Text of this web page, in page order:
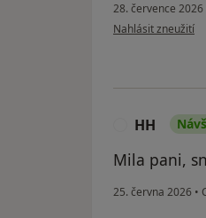
28. července 2026
podle názoru
Nahlásit zneužití
HH
Mila pani,
25. června 2026 •